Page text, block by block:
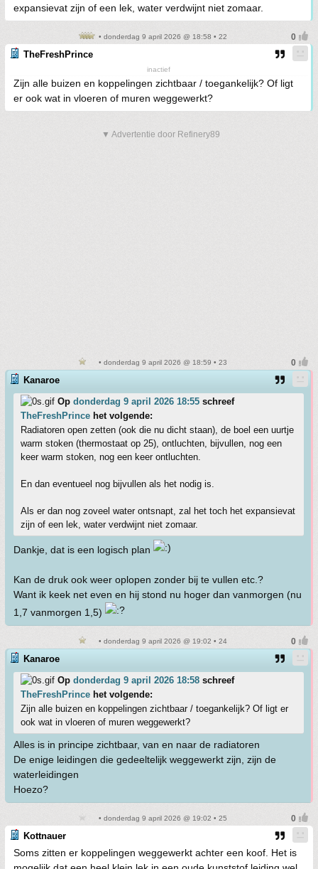
expansievat zijn of een lek, water verdwijnt niet zomaar.
• donderdag 9 april 2026 @ 18:58 • 22
TheFreshPrince
inactief
Zijn alle buizen en koppelingen zichtbaar / toegankelijk? Of ligt
er ook wat in vloeren of muren weggewerkt?
▼ Advertentie door Refinery89
• donderdag 9 april 2026 @ 18:59 • 23
Kanaroe
Op donderdag 9 april 2026 18:55 schreef
TheFreshPrince het volgende:
Radiatoren open zetten (ook die nu dicht staan), de boel een uurtje
warm stoken (thermostaat op 25), ontluchten, bijvullen, nog een
keer warm stoken, nog een keer ontluchten.
En dan eventueel nog bijvullen als het nodig is.
Als er dan nog zoveel water ontsnapt, zal het toch het expansievat
zijn of een lek, water verdwijnt niet zomaar.
Dankje, dat is een logisch plan
Kan de druk ook weer oplopen zonder bij te vullen etc.?
Want ik keek net even en hij stond nu hoger dan vanmorgen (nu
1,7 vanmorgen 1,5)
• donderdag 9 april 2026 @ 19:02 • 24
Kanaroe
Op donderdag 9 april 2026 18:58 schreef
TheFreshPrince het volgende:
Zijn alle buizen en koppelingen zichtbaar / toegankelijk? Of ligt er
ook wat in vloeren of muren weggewerkt?
Alles is in principe zichtbaar, van en naar de radiatoren
De enige leidingen die gedeeltelijk weggewerkt zijn, zijn de
waterleidingen
Hoezo?
• donderdag 9 april 2026 @ 19:02 • 25
Kottnauer
Soms zitten er koppelingen weggewerkt achter een koof. Het is